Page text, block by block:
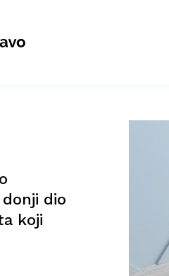
dio
koji